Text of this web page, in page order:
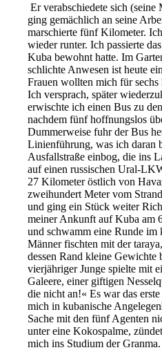
Er verabschiedete sich
ging gemächlich an seine
marschierte fünf Kilometer.
wieder runter. Ich passierte
Kuba bewohnt hatte. Im
schlichte Anwesen ist heute
Frauen wollten mich für
Ich versprach, später
erwischte ich einen Bus zu
nachdem fünf hoffnungslos
Dummerweise fuhr der Bus
Linienführung, was ich daran
Ausfallstraße einbog, die ins
auf einen russischen Ural-
27 Kilometer östlich von
zweihundert Meter vom
und ging ein Stück weiter
meiner Ankunft auf Kuba am
und schwamm eine Runde im
Männer fischten mit der
dessen Rand kleine
vierjähriger Junge spielte mit
Galeere, einer giftigen
die nicht an!« Es war das
mich in kubanische
Sache mit den fünf Agenten
unter eine Kokospalme,
mich ins Studium der Granma.